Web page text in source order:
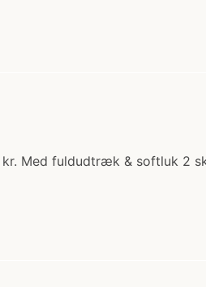
Med fuldudtræk & softluk 2